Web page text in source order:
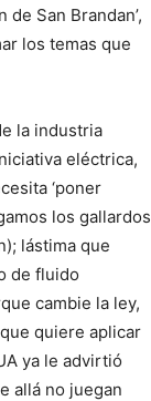
San Brandan’,
los temas que
la industria
eléctrica,
‘poner
los gallardos
lástima que
de fluido
cambie la ley,
quiere aplicar
ya le advirtió
allá no juegan